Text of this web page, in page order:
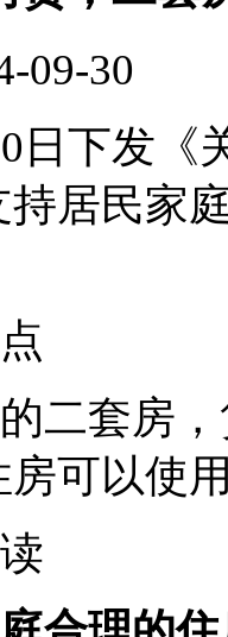
09-30
下发《
居民家
套房，
可以使